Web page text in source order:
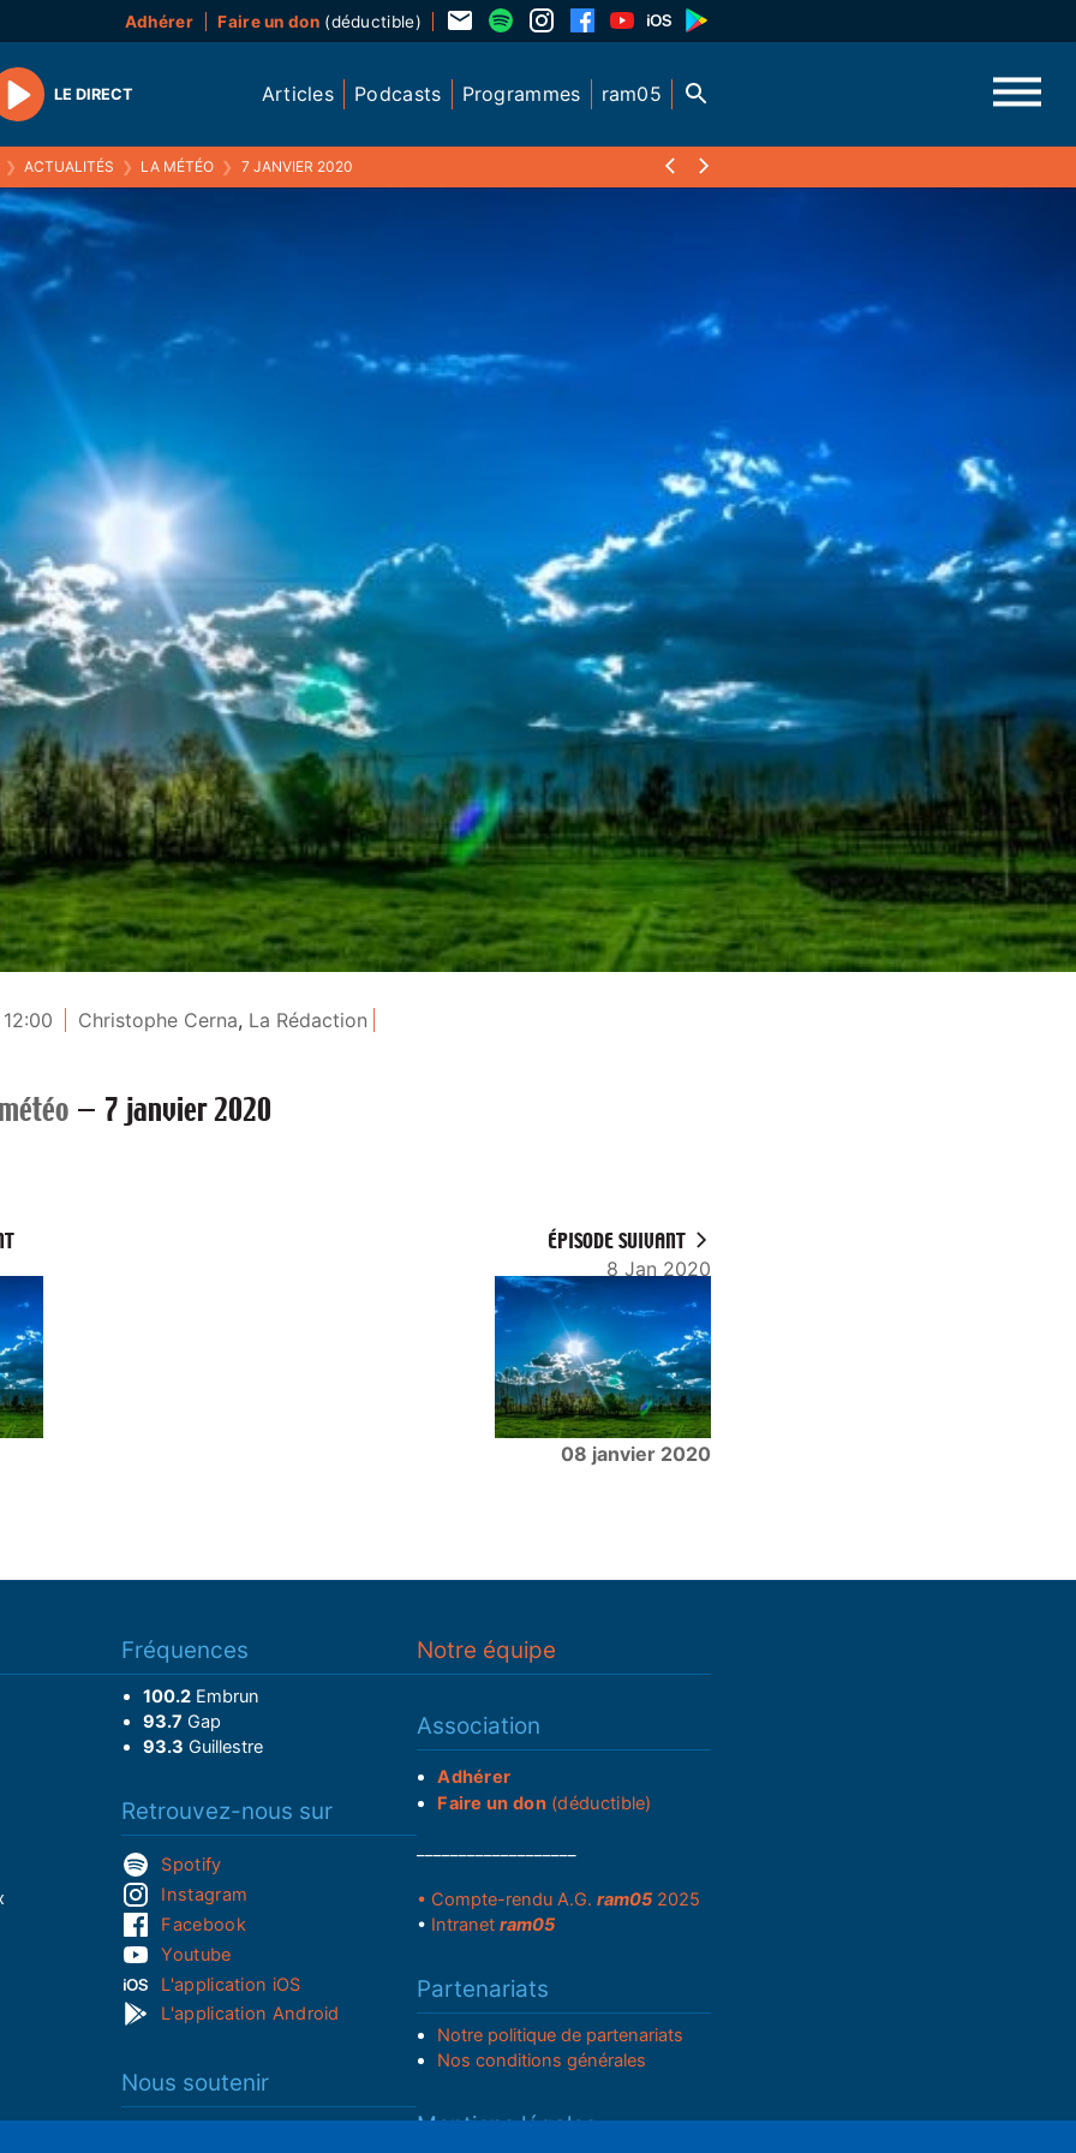
Adhérer Faire un don(déductible)
Play
LE DIRECT Articles Podcasts Programmes ram05
❯ ACTUALITÉS ❯ LA MÉTÉO ❯ 7 JANVIER 2020
Christophe Cerna, La Rédaction
— 7 janvier 2020
ÉPISODE SUIVANT
8 Jan 2020
08 janvier 2020
Fréquences
100.2Embrun
93.7 Gap
93.3 Guillestre
Retrouvez-nous sur
Spotify
Instagram
Facebook
Youtube
L'application iOS
L'application Android
Nous soutenir
Notre équipe
Association
Adhérer
Faire un don(déductible)
• Compte-rendu A.G. ram052025
• Intranet ram05
Partenariats
Notre politique de partenariats
Nos conditions générales
Mentions légales